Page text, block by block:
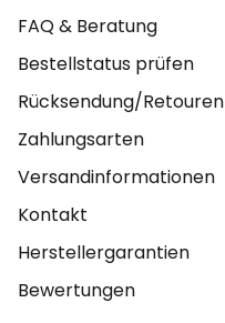
FAQ & Beratung
Bestellstatus prüfen
Rücksendung/Retouren
Zahlungsarten
Versandinformationen
Kontakt
Herstellergarantien
Bewertungen